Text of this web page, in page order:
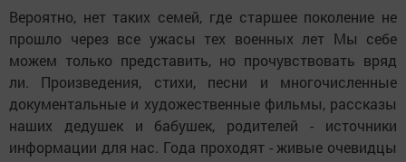
Вероятно, нет таких семей, где старшее поколение не
прошло через все ужасы тех военных лет Мы себе
можем только представить, но прочувствовать вряд
ли. Произведения, стихи, песни и многочисленные
документальные и художественные фильмы, рассказы
наших дедушек и бабушек, родителей - источники
информации для нас. Года проходят - живые очевидцы